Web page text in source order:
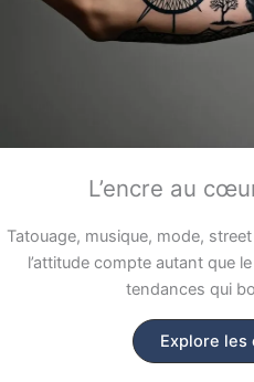
L’encre au
Tatouage, musique, mode,
l’attitude compte autant que
tendances qui
Explore